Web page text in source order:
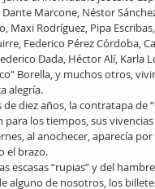
Marcone, Néstor
Maxi Rodríguez, Pipa
Federico Pérez Córdoba,
Dada, Héctor Alí,
Borella, y muchos otros,
alegría.
diez años, la contratapa de
para los tiempos, sus
al anochecer, aparecía
el brazo.
escasas “rupias” y del
alguno de nosotros, los